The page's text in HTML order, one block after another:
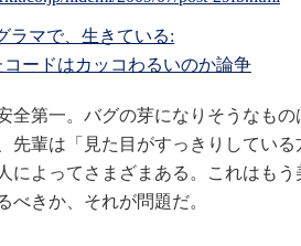
ラマで、生きている:
コードはカッコわるいのか論争
第一。バグの芽になりそうなもの
先輩は「見た目がすっきりしている
によってさまざまある。これはもう
べきか、それが問題だ。